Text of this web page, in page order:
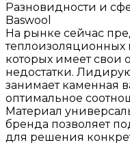
Разновидности и
Baswool
На рынке сейчас
теплоизоляционных
которых имеет свои
недостатки.
занимает каменная
оптимальное
Материал
бренда позволяет
для решения